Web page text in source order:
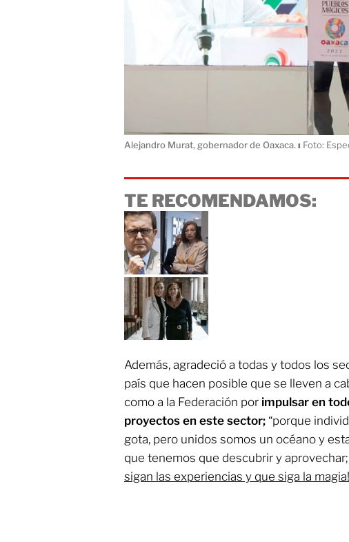
Alejandro Murat, gobernador de Oaxaca. ı Foto:
TE RECOMENDAMOS:
Además, agradeció a todas y todos los
país que hacen posible que se lleven a
como a la Federación por impulsar en
proyectos en este sector; “porque
gota, pero unidos somos un océano y
que tenemos que descubrir y aprovechar;
sigan las experiencias y que siga la